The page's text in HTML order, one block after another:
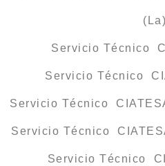
(La)
Servicio Técnico
Servicio Técnico
Servicio Técnico
Servicio Técnico
Servicio Técnico